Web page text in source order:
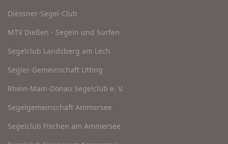
Diessner-Segel-Club
MTV Dießen - Segeln und Surfen
Segelclub Landsberg am Lech
Segler-Gemeinschaft Utting
Rhein-Main-Donau Segelclub e. V.
Segelgemeinschaft Ammersee
Segelclub Fischen am Ammersee